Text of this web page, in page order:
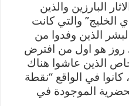
البارزين والذين
الخليج” والتي كانت
الذين وفدوا من
روز هو اول من افترض
الذين عاشوا هناك
في الواقع “نقطة
الموجودة في